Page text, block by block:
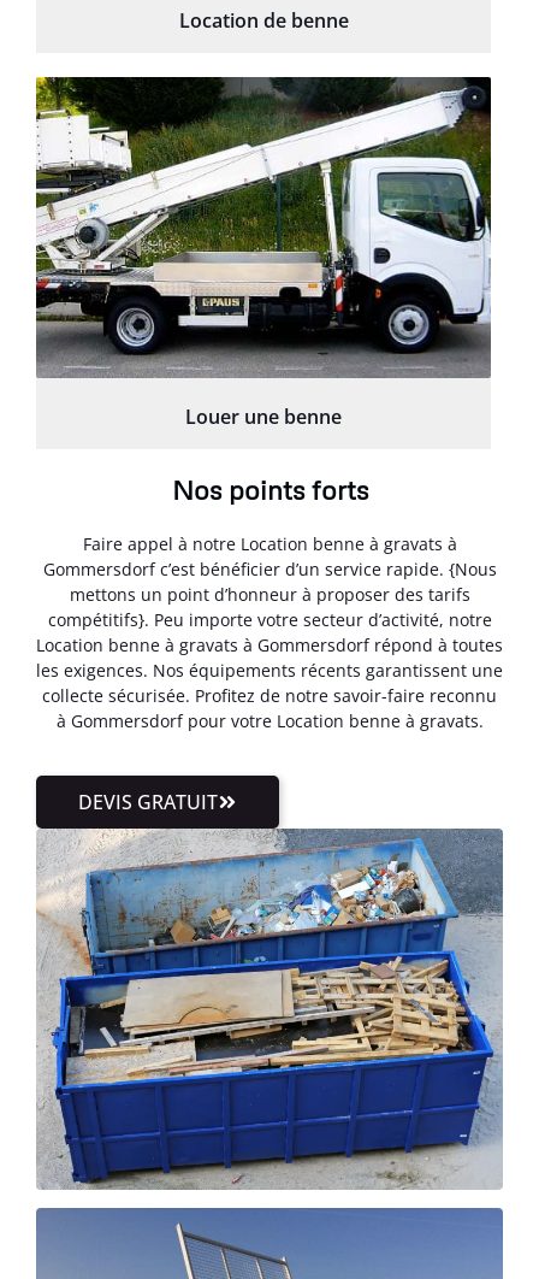
Location de benne
Louer une benne
Nos points forts
Faire appel à notre Location benne à gravats à
Gommersdorf c’est bénéficier d’un service rapide. {Nous
mettons un point d’honneur à proposer des tarifs
compétitifs}. Peu importe votre secteur d’activité, notre
Location benne à gravats à Gommersdorf répond à toutes
les exigences. Nos équipements récents garantissent une
collecte sécurisée. Profitez de notre savoir-faire reconnu
à Gommersdorf pour votre Location benne à gravats.
DEVIS GRATUIT